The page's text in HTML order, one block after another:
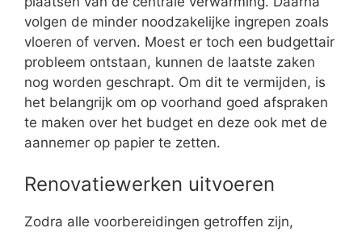
volgen de minder noodzakelijke ingrepen zoals
vloeren of verven. Moest er toch een budgettair
probleem ontstaan, kunnen de laatste zaken
nog worden geschrapt. Om dit te vermijden, is
het belangrijk om op voorhand goed afspraken
te maken over het budget en deze ook met de
aannemer op papier te zetten.
Renovatiewerken uitvoeren
Zodra alle voorbereidingen getroffen zijn,